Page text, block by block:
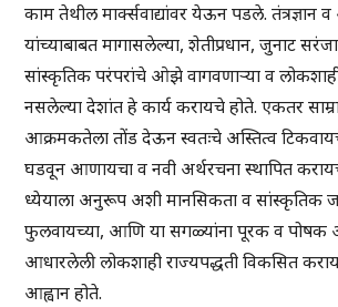
काम तेथील मार्क्सवाद्यांवर येऊन पडले. तंत्रज्ञान
यांच्याबाबत मागासलेल्या, शेतीप्रधान, जुनाट
सांस्कृतिक परंपरांचे ओझे वागवणाऱ्या व
नसलेल्या देशांत हे कार्य करायचे होते. एकतर
आक्रमकतेला तोंड देऊन स्वतःचे अस्तित्व
घडवून आणायचा व नवी अर्थरचना स्थापित
ध्येयाला अनुरूप अशी मानसिकता व सांस्कृतिक
फुलवायच्या, आणि या सगळ्यांना पूरक व पोषक
आधारलेली लोकशाही राज्यपद्धती विकसित
आह्वान होते.